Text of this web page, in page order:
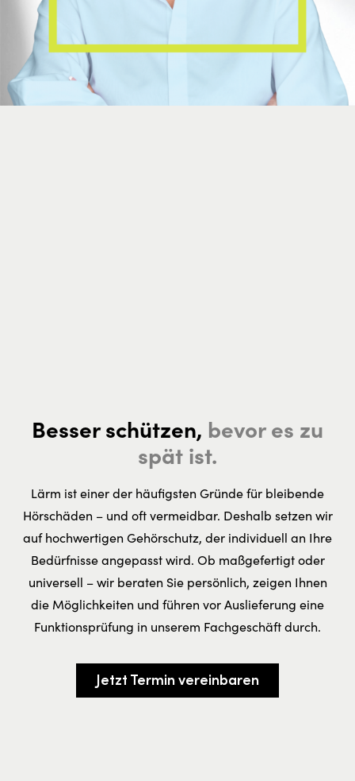
Besser schützen, bevor es zu
spät ist.
Lärm ist einer der häufigsten Gründe für bleibende
Hörschäden – und oft vermeidbar. Deshalb setzen wir
auf hochwertigen Gehörschutz, der individuell an Ihre
Bedürfnisse angepasst wird. Ob maßgefertigt oder
universell – wir beraten Sie persönlich, zeigen Ihnen
die Möglichkeiten und führen vor Auslieferung eine
Funktionsprüfung in unserem Fachgeschäft durch.
Jetzt Termin vereinbaren